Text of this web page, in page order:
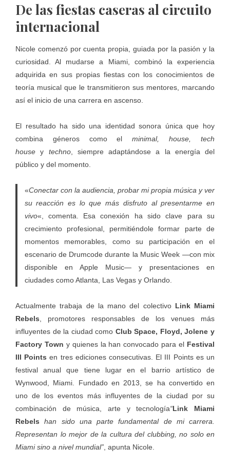
De las fiestas caseras al circuito
internacional
Nicole comenzó por cuenta propia, guiada por la pasión y la
curiosidad. Al mudarse a Miami, combinó la experiencia
adquirida en sus propias fiestas con los conocimientos de
teoría musical que le transmitieron sus mentores, marcando
así el inicio de una carrera en ascenso.
El resultado ha sido una identidad sonora única que hoy
combina géneros como elminimal, house, tech
house y techno, siempre adaptándose a la energía del
público y del momento.
«Conectar con la audiencia, probar mi propia música y ver
su reacción es lo que más disfruto al presentarme en
vivo«, comenta. Esa conexión ha sido clave para su
crecimiento profesional, permitiéndole formar parte de
momentos memorables, como su participación en el
escenario de Drumcode durante la Music Week —con mix
disponible en Apple Music— y presentaciones en
ciudades como Atlanta, Las Vegas y Orlando.
Actualmente trabaja de la mano del colectivo Link Miami
Rebels, promotores responsables de los venues más
influyentes de la ciudad como Club Space, Floyd, Jolene y
Factory Town y quienes la han convocado para el Festival
III Points en tres ediciones consecutivas. El III Points es un
festival anual que tiene lugar en el barrio artístico de
Wynwood, Miami. Fundado en 2013, se ha convertido en
uno de los eventos más influyentes de la ciudad por su
combinación de música, arte y tecnología“Link Miami
Rebelshan sido una parte fundamental de mi carrera.
Representan lo mejor de la cultura del clubbing, no solo en
Miami sino a nivel mundial”, apunta Nicole.